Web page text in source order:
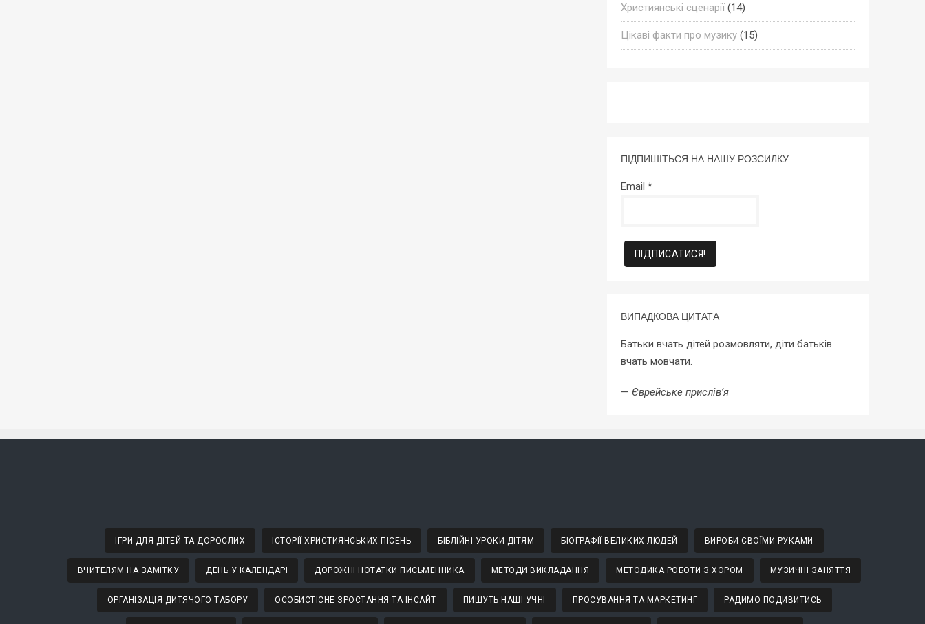
Християнські сценарії(14)
Цікаві факти про музику(15)
ПІДПИШІТЬСЯ НА НАШУ РОЗСИЛКУ
Email *
ВИПАДКОВА ЦИТАТА
Батьки вчать дітей розмовляти, діти батьків
вчать мовчати.
— Єврейське прислів’я
ІГРИ ДЛЯ ДІТЕЙ ТА ДОРОСЛИХ ІСТОРІЇ ХРИСТИЯНСЬКИХ ПІСЕНЬ БІБЛІЙНІ УРОКИ ДІТЯМ БІОГРАФІЇ ВЕЛИКИХ ЛЮДЕЙ ВИРОБИ СВОЇМИ РУКАМИ
ВЧИТЕЛЯМ НА ЗАМІТКУ ДЕНЬ У КАЛЕНДАРІ ДОРОЖНІ НОТАТКИ ПИСЬМЕННИКА МЕТОДИ ВИКЛАДАННЯ МЕТОДИКА РОБОТИ З ХОРОМ МУЗИЧНІ ЗАНЯТТЯ
ОРГАНІЗАЦІЯ ДИТЯЧОГО ТАБОРУ ОСОБИСТІСНЕ ЗРОСТАННЯ ТА ІНСАЙТ ПИШУТЬ НАШІ УЧНІ ПРОСУВАННЯ ТА МАРКЕТИНГ РАДИМО ПОДИВИТИСЬ